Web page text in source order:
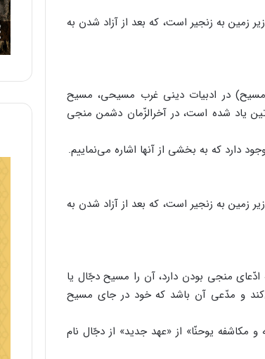
زمین به زنجیر است، که بعد از آزاد شدن به
در ادبیات دینی غرب مسیحی، مسیح
یاد شده است، در آخرالزّمان دشمن منجی
دارد که به بخشی از آنها اشاره می‌نماییم.
زمین به زنجیر است، که بعد از آزاد شدن به
منجی بودن دارد، آن را مسیح دجّال یا
و مدّعی آن باشد که خود در جای مسیح
یوحنّا» از «عهد جدید» از دجّال نام